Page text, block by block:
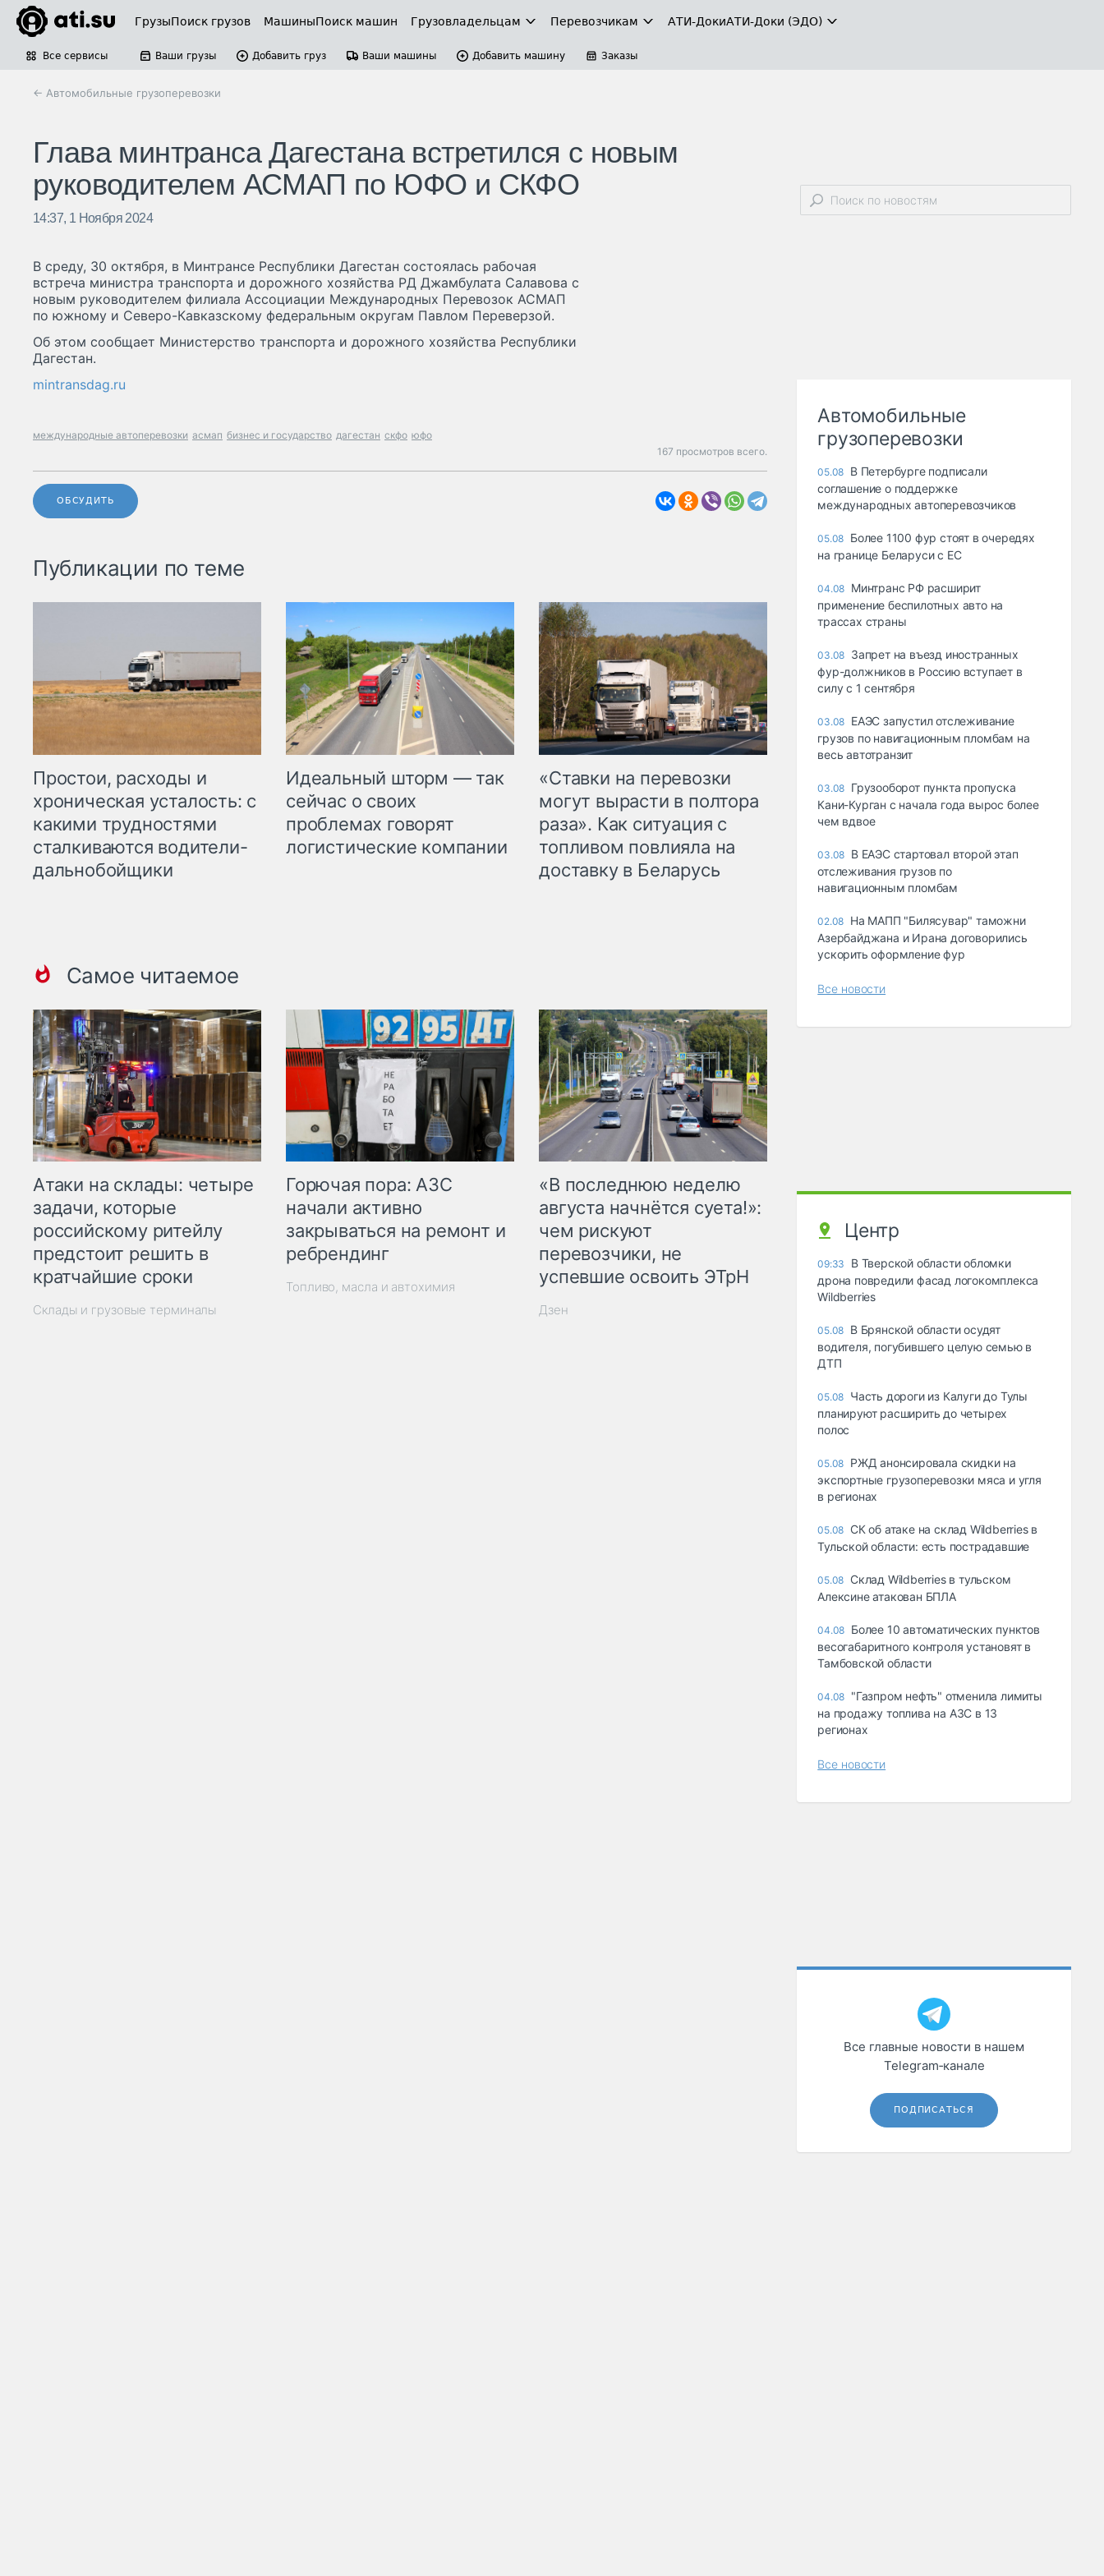
ГрузыПоиск грузов МашиныПоиск машин Грузовладельцам Перевозчикам АТИ-ДокиАТИ-Доки (ЭДО)
Все сервисы Ваши грузы Добавить груз Ваши машины Добавить машину Заказы
← Автомобильные грузоперевозки
Глава минтранса Дагестана встретился с новым
руководителем АСМАП по ЮФО и СКФО
14:37, 1 Ноября 2024
В среду, 30 октября, в Минтрансе Республики Дагестан состоялась рабочая
встреча министра транспорта и дорожного хозяйства РД Джамбулата Салавова с
новым руководителем филиала Ассоциации Международных Перевозок АСМАП
по южному и Северо-Кавказскому федеральным округам Павлом Переверзой.
Об этом сообщает Министерство транспорта и дорожного хозяйства Республики
Дагестан.
mintransdag.ru
международные автоперевозки асмап бизнес и государство дагестан скфо юфо
167 просмотров всего.
ОБСУДИТЬ
Публикации по теме
Простои, расходы и
хроническая усталость: с
какими трудностями
сталкиваются водители-
дальнобойщики
Идеальный шторм — так
сейчас о своих
проблемах говорят
логистические компании
«Ставки на перевозки
могут вырасти в полтора
раза». Как ситуация с
топливом повлияла на
доставку в Беларусь
Самое читаемое
Атаки на склады: четыре
задачи, которые
российскому ритейлу
предстоит решить в
кратчайшие сроки
Склады и грузовые терминалы
Горючая пора: АЗС
начали активно
закрываться на ремонт и
ребрендинг
Топливо, масла и автохимия
«В последнюю неделю
августа начнётся суета!»:
чем рискуют
перевозчики, не
успевшие освоить ЭТрН
Дзен
Автомобильные
грузоперевозки
05.08 В Петербурге подписали
соглашение о поддержке
международных автоперевозчиков
05.08 Более 1100 фур стоят в очередях
на границе Беларуси с ЕС
04.08 Минтранс РФ расширит
применение беспилотных авто на
трассах страны
03.08 Запрет на въезд иностранных
фур-должников в Россию вступает в
силу с 1 сентября
03.08 ЕАЭС запустил отслеживание
грузов по навигационным пломбам на
весь автотранзит
03.08 Грузооборот пункта пропуска
Кани-Курган с начала года вырос более
чем вдвое
03.08 В ЕАЭС стартовал второй этап
отслеживания грузов по
навигационным пломбам
02.08 На МАПП "Билясувар" таможни
Азербайджана и Ирана договорились
ускорить оформление фур
Все новости
Центр
09:33
В Тверской области обломки
дрона повредили фасад логокомплекса
Wildberries
05.08 В Брянской области осудят
водителя, погубившего целую семью в
ДТП
05.08 Часть дороги из Калуги до Тулы
планируют расширить до четырех
полос
05.08 РЖД анонсировала скидки на
экспортные грузоперевозки мяса и угля
в регионах
05.08 СК об атаке на склад Wildberries в
Тульской области: есть пострадавшие
05.08 Склад Wildberries в тульском
Алексине атакован БПЛА
04.08 Более 10 автоматических пунктов
весогабаритного контроля установят в
Тамбовской области
04.08 "Газпром нефть" отменила лимиты
на продажу топлива на АЗС в 13
регионах
Все новости
Все главные новости в нашем
Telegram‑канале
ПОДПИСАТЬСЯ